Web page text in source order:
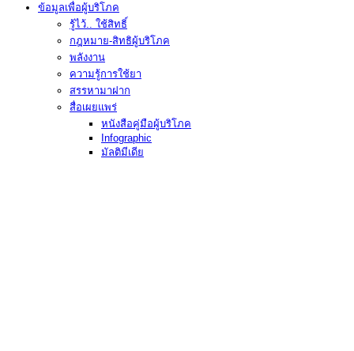
ข้อมูลเพื่อผู้บริโภค
รู้ไว้.. ใช้สิทธิ์
กฎหมาย-สิทธิผู้บริโภค
พลังงาน
ความรู้การใช้ยา
สรรหามาฝาก
สื่อเผยแพร่
หนังสือคู่มือผู้บริโภค
Infographic
มัลติมีเดีย